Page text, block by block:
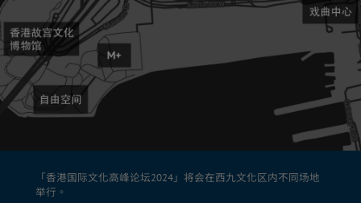
「香港国际文化高峰论坛2024」将会在西九文化区内不同场地
举行。